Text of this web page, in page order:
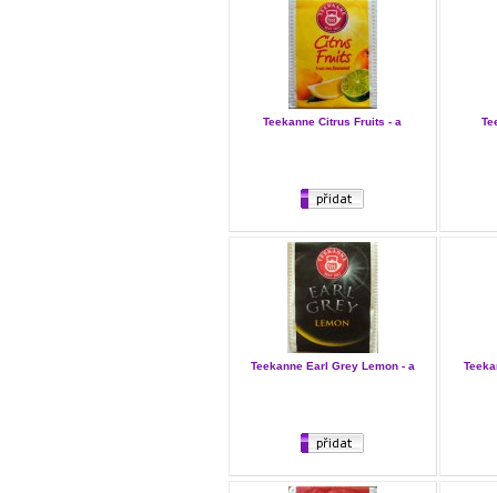
Teekanne Citrus Fruits - a
Teekanne Earl Grey Lemon - a